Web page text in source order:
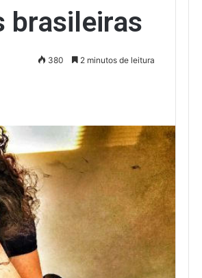
brasileiras
380 2 minutos de leitura